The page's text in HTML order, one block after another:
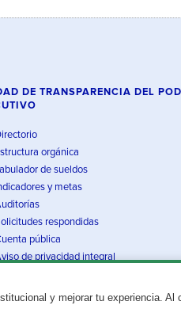
y mejorar tu experiencia. Al
DE TRANSPARENCIA DEL
orgánica
de sueldos
y metas
respondidas
pública
de privacidad integral